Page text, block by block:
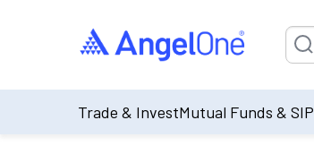
Trade & InvestMutual Funds & SIP